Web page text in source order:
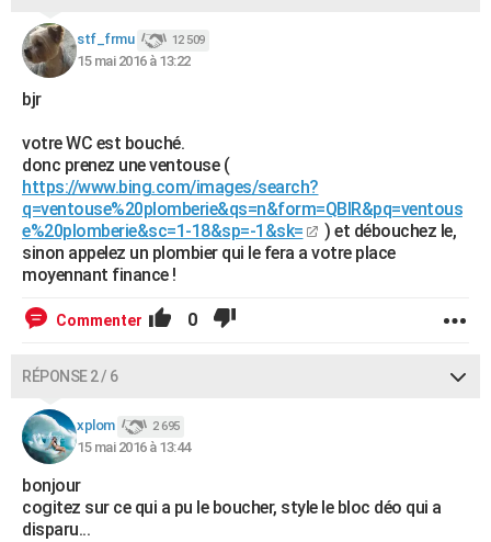
S'inscrire
Se connecter
Lycées
Collèges
Primaires
Universités
Entreprises
Service militaire
Avis de recherche
AVIS DE DÉCÈS
FORUM
Bricolage
Lifestyle
Culture
Sport
Auto
Television
Voyage
Cinema
stf_frmu 12 509
15 mai 2016 à 13:22
bjr
votre WC est bouché.
donc prenez une ventouse (
https://www.bing.com/images/search?
q=ventouse%20plomberie&qs=n&form=QBIR&pq=ventous
e%20plomberie&sc=1-18&sp=-1&sk=
) et débouchez le,
sinon appelez un plombier qui le fera a votre place
moyennant finance !
Commenter 0
RÉPONSE 2 / 6
xplom 2 695
15 mai 2016 à 13:44
bonjour
cogitez sur ce qui a pu le boucher, style le bloc déo qui a
disparu...